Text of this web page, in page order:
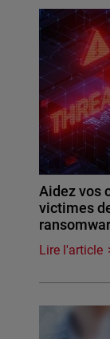
Aidez vos
victimes
Lire l'article